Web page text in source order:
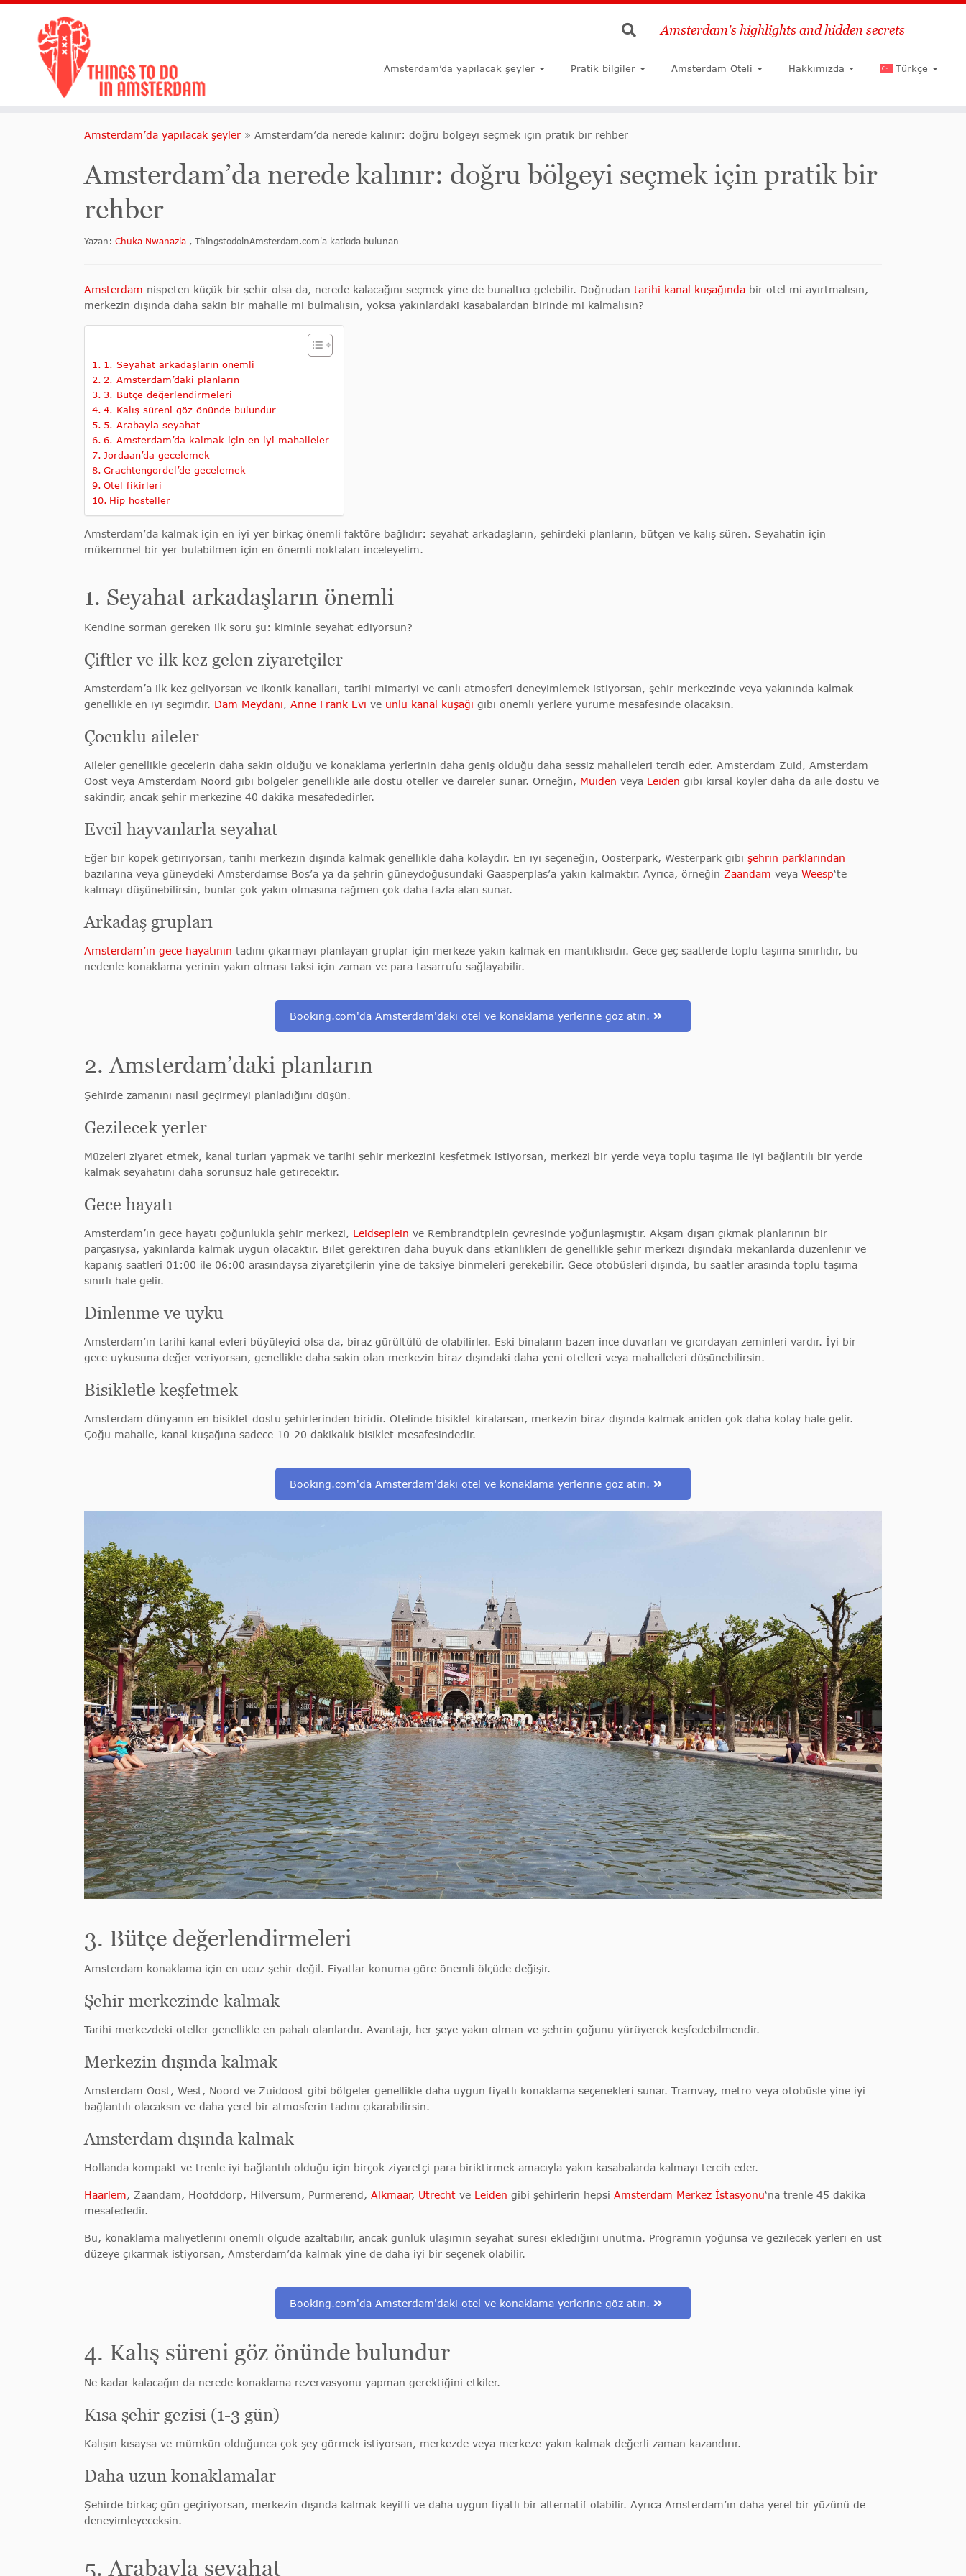
Ara
Amsterdam's highlights and hidden secrets
Amsterdam’da yapılacak şeyler Pratik bilgiler Amsterdam Oteli Hakkımızda Türkçe
Amsterdam’da yapılacak şeyler » Amsterdam’da nerede kalınır: doğru bölgeyi seçmek için pratik bir rehber
Amsterdam’da nerede kalınır: doğru bölgeyi seçmek için pratik bir
rehber
Yazan: Chuka Nwanazia , ThingstodoinAmsterdam.com'a katkıda bulunan
Amsterdam nispeten küçük bir şehir olsa da, nerede kalacağını seçmek yine de bunaltıcı gelebilir. Doğrudan tarihi kanal kuşağında bir otel mi ayırtmalısın,
merkezin dışında daha sakin bir mahalle mi bulmalısın, yoksa yakınlardaki kasabalardan birinde mi kalmalısın?
1. Seyahat arkadaşların önemli
2. Amsterdam’daki planların
3. Bütçe değerlendirmeleri
4. Kalış süreni göz önünde bulundur
5. Arabayla seyahat
6. Amsterdam’da kalmak için en iyi mahalleler
Jordaan’da gecelemek
Grachtengordel’de gecelemek
Otel fikirleri
Hip hosteller
Amsterdam’da kalmak için en iyi yer birkaç önemli faktöre bağlıdır: seyahat arkadaşların, şehirdeki planların, bütçen ve kalış süren. Seyahatin için
mükemmel bir yer bulabilmen için en önemli noktaları inceleyelim.
1. Seyahat arkadaşların önemli
Kendine sorman gereken ilk soru şu: kiminle seyahat ediyorsun?
Çiftler ve ilk kez gelen ziyaretçiler
Amsterdam’a ilk kez geliyorsan ve ikonik kanalları, tarihi mimariyi ve canlı atmosferi deneyimlemek istiyorsan, şehir merkezinde veya yakınında kalmak
genellikle en iyi seçimdir. Dam Meydanı, Anne Frank Evi ve ünlü kanal kuşağı gibi önemli yerlere yürüme mesafesinde olacaksın.
Çocuklu aileler
Aileler genellikle gecelerin daha sakin olduğu ve konaklama yerlerinin daha geniş olduğu daha sessiz mahalleleri tercih eder. Amsterdam Zuid, Amsterdam
Oost veya Amsterdam Noord gibi bölgeler genellikle aile dostu oteller ve daireler sunar. Örneğin, Muiden veya Leiden gibi kırsal köyler daha da aile dostu ve
sakindir, ancak şehir merkezine 40 dakika mesafededirler.
Evcil hayvanlarla seyahat
Eğer bir köpek getiriyorsan, tarihi merkezin dışında kalmak genellikle daha kolaydır. En iyi seçeneğin, Oosterpark, Westerpark gibi şehrin parklarından
bazılarına veya güneydeki Amsterdamse Bos’a ya da şehrin güneydoğusundaki Gaasperplas’a yakın kalmaktır. Ayrıca, örneğin Zaandam veya Weesp‘te
kalmayı düşünebilirsin, bunlar çok yakın olmasına rağmen çok daha fazla alan sunar.
Arkadaş grupları
Amsterdam’ın gece hayatının tadını çıkarmayı planlayan gruplar için merkeze yakın kalmak en mantıklısıdır. Gece geç saatlerde toplu taşıma sınırlıdır, bu
nedenle konaklama yerinin yakın olması taksi için zaman ve para tasarrufu sağlayabilir.
Booking.com'da Amsterdam'daki otel ve konaklama yerlerine göz atın.
2. Amsterdam’daki planların
Şehirde zamanını nasıl geçirmeyi planladığını düşün.
Gezilecek yerler
Müzeleri ziyaret etmek, kanal turları yapmak ve tarihi şehir merkezini keşfetmek istiyorsan, merkezi bir yerde veya toplu taşıma ile iyi bağlantılı bir yerde
kalmak seyahatini daha sorunsuz hale getirecektir.
Gece hayatı
Amsterdam’ın gece hayatı çoğunlukla şehir merkezi, Leidseplein ve Rembrandtplein çevresinde yoğunlaşmıştır. Akşam dışarı çıkmak planlarının bir
parçasıysa, yakınlarda kalmak uygun olacaktır. Bilet gerektiren daha büyük dans etkinlikleri de genellikle şehir merkezi dışındaki mekanlarda düzenlenir ve
kapanış saatleri 01:00 ile 06:00 arasındaysa ziyaretçilerin yine de taksiye binmeleri gerekebilir. Gece otobüsleri dışında, bu saatler arasında toplu taşıma
sınırlı hale gelir.
Dinlenme ve uyku
Amsterdam’ın tarihi kanal evleri büyüleyici olsa da, biraz gürültülü de olabilirler. Eski binaların bazen ince duvarları ve gıcırdayan zeminleri vardır. İyi bir
gece uykusuna değer veriyorsan, genellikle daha sakin olan merkezin biraz dışındaki daha yeni otelleri veya mahalleleri düşünebilirsin.
Bisikletle keşfetmek
Amsterdam dünyanın en bisiklet dostu şehirlerinden biridir. Otelinde bisiklet kiralarsan, merkezin biraz dışında kalmak aniden çok daha kolay hale gelir.
Çoğu mahalle, kanal kuşağına sadece 10-20 dakikalık bisiklet mesafesindedir.
Booking.com'da Amsterdam'daki otel ve konaklama yerlerine göz atın.
3. Bütçe değerlendirmeleri
Amsterdam konaklama için en ucuz şehir değil. Fiyatlar konuma göre önemli ölçüde değişir.
Şehir merkezinde kalmak
Tarihi merkezdeki oteller genellikle en pahalı olanlardır. Avantajı, her şeye yakın olman ve şehrin çoğunu yürüyerek keşfedebilmendir.
Merkezin dışında kalmak
Amsterdam Oost, West, Noord ve Zuidoost gibi bölgeler genellikle daha uygun fiyatlı konaklama seçenekleri sunar. Tramvay, metro veya otobüsle yine iyi
bağlantılı olacaksın ve daha yerel bir atmosferin tadını çıkarabilirsin.
Amsterdam dışında kalmak
Hollanda kompakt ve trenle iyi bağlantılı olduğu için birçok ziyaretçi para biriktirmek amacıyla yakın kasabalarda kalmayı tercih eder.
Haarlem, Zaandam, Hoofddorp, Hilversum, Purmerend, Alkmaar, Utrecht ve Leiden gibi şehirlerin hepsi Amsterdam Merkez İstasyonu‘na trenle 45 dakika
mesafededir.
Bu, konaklama maliyetlerini önemli ölçüde azaltabilir, ancak günlük ulaşımın seyahat süresi eklediğini unutma. Programın yoğunsa ve gezilecek yerleri en üst
düzeye çıkarmak istiyorsan, Amsterdam’da kalmak yine de daha iyi bir seçenek olabilir.
Booking.com'da Amsterdam'daki otel ve konaklama yerlerine göz atın.
4. Kalış süreni göz önünde bulundur
Ne kadar kalacağın da nerede konaklama rezervasyonu yapman gerektiğini etkiler.
Kısa şehir gezisi (1-3 gün)
Kalışın kısaysa ve mümkün olduğunca çok şey görmek istiyorsan, merkezde veya merkeze yakın kalmak değerli zaman kazandırır.
Daha uzun konaklamalar
Şehirde birkaç gün geçiriyorsan, merkezin dışında kalmak keyifli ve daha uygun fiyatlı bir alternatif olabilir. Ayrıca Amsterdam’ın daha yerel bir yüzünü de
deneyimleyeceksin.
5. Arabayla seyahat